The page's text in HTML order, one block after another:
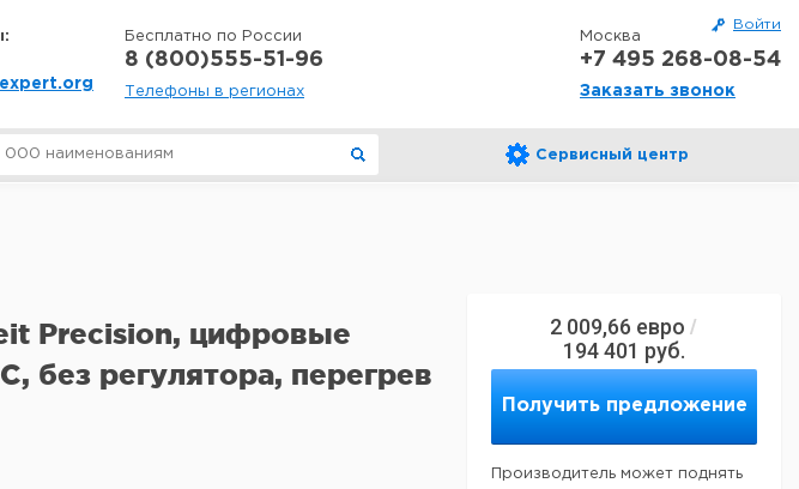
Войти
Бесплатно по России
8 (800)555-51-96
Телефоны в регионах
Москва
+7 495 268-08-54
Заказать звонок
Сервисный центр
2 009,66 евро /
194 401 руб.
Получить предложение
Производитель может поднять
Precision, цифровые
без регулятора, перегрев